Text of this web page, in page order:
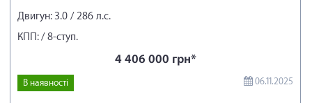
Двигун: 3.0 / 286 л.с.
КПП: / 8-ступ.
4 406 000 грн*
В наявності 06.11.2025